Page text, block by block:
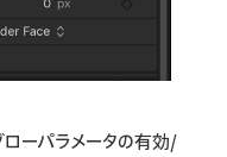
ーパラメータの有効/